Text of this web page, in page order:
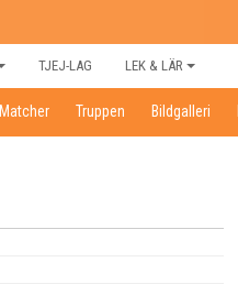
TJEJ-LAG LEK & LÄR
Matcher Truppen Bildgalleri